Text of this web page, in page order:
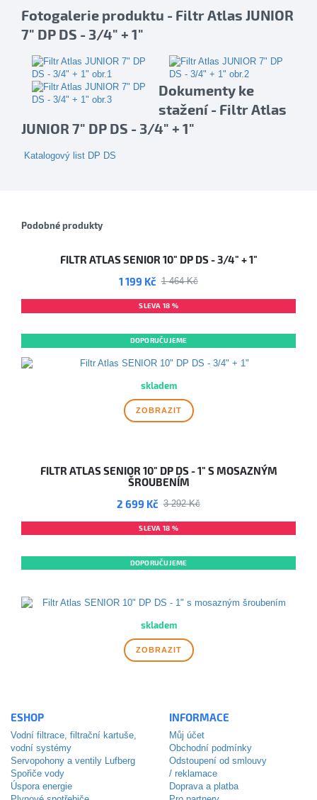
Fotogalerie produktu - Filtr Atlas JUNIOR
7" DP DS - 3/4" + 1"
Dokumenty ke
stažení - Filtr Atlas
JUNIOR 7" DP DS - 3/4" + 1"
Katalogový list DP DS
Podobné produkty
FILTR ATLAS SENIOR 10" DP DS - 3/4" + 1"
1 199 Kč 1 464 Kč
SLEVA 18 %
DOPORUČUJEME
skladem
ZOBRAZIT
FILTR ATLAS SENIOR 10" DP DS - 1" S MOSAZNÝM
ŠROUBENÍM
2 699 Kč 3 292 Kč
SLEVA 18 %
DOPORUČUJEME
skladem
ZOBRAZIT
ESHOP
Vodní filtrace, filtrační kartuše,
vodní systémy
Servopohony a ventily Lufberg
Spořiče vody
Úspora energie
INFORMACE
Můj účet
Obchodní podmínky
Odstoupení od smlouvy
/ reklamace
Doprava a platba